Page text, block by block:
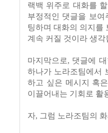
랙백 위주로 대화를
부정적인 댓글을 보
팅하며 대화의 의지를
계속 커질 것이라 생각
마지막으로, 댓글에
하나가 노라조팀에서
하고 싶은 메시지 혹
이끌어내는 기회로 활
자, 그럼 노라조팀의